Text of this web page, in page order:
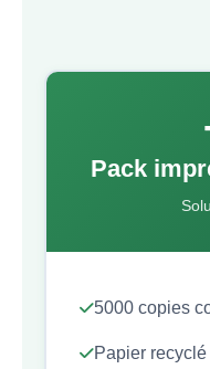
Pack
5000 copies
Papier